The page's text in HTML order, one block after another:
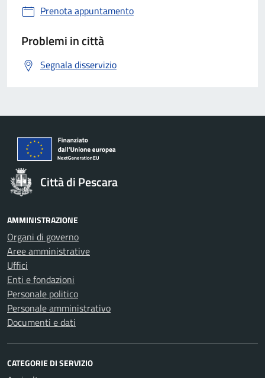
Prenota appuntamento
Problemi in città
Segnala disservizio
Città di Pescara
AMMINISTRAZIONE
Organi di governo
Aree amministrative
Uffici
Enti e fondazioni
Personale politico
Personale amministrativo
Documenti e dati
CATEGORIE DI SERVIZIO